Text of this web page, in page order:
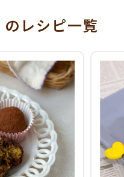
のレシピ一覧